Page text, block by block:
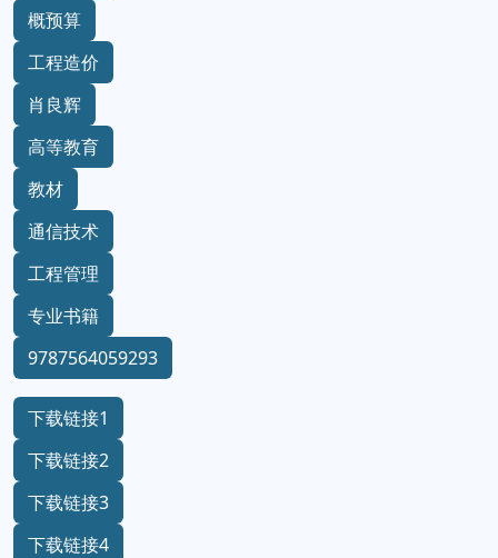
概预算
工程造价
肖良辉
高等教育
教材
通信技术
工程管理
专业书籍
9787564059293
下载链接1
下载链接2
下载链接3
下载链接4